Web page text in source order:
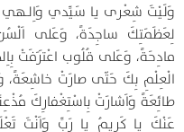
وَلَيْتَ شِعْرى يا سَيِّدي وَاِلـهي
لِعَظَمَتِكَ ساجِدَةً، وَعَلى
مادِحَةً، وَعَلى قُلُوب اعْتَرَفَتْ
الْعِلْمِ بِكَ حَتّى صارَتْ
طائِعَةً وَاَشارَتْ بِاسْتِغْفارِكَ
عَنْكَ يا كَريمُ يا رَبِّ وَاَنْتَ